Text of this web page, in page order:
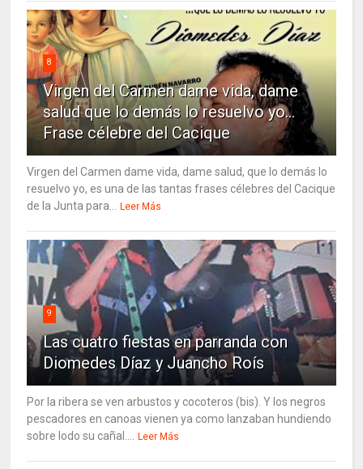
8
Virgen del Carmen dame vida, dame
salud que lo demás lo resuelvo yo…
Frase célebre del Cacique
Virgen del Carmen dame vida, dame salud, que lo demás lo
resuelvo yo, es una de las tantas frases célebres del Cacique
de la Junta para...
Leer Más
9
Las cuatro fiestas en parranda con
Diomedes Díaz y Juancho Roís
Por la ribera se ven arbustos y cocoteros (bis). Y los negros
pescadores en canoas vienen ya como lanzaban hundiendo
sobre lodo su cañal....
Leer Más